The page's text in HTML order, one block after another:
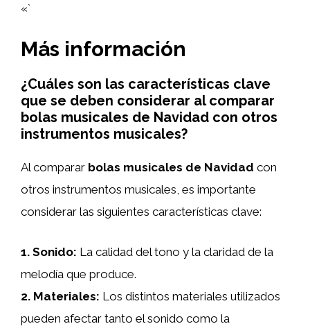
«`
Más información
¿Cuáles son las características clave
que se deben considerar al comparar
bolas musicales de Navidad con otros
instrumentos musicales?
Al comparar bolas musicales de Navidad con
otros instrumentos musicales, es importante
considerar las siguientes características clave:
1. Sonido: La calidad del tono y la claridad de la
melodía que produce.
2. Materiales: Los distintos materiales utilizados
pueden afectar tanto el sonido como la